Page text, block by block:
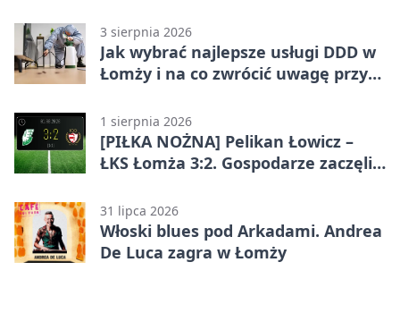
3 sierpnia 2026
Jak wybrać najlepsze usługi DDD w
Łomży i na co zwrócić uwagę przy
1 sierpnia 2026
[PIŁKA NOŻNA] Pelikan Łowicz –
ŁKS Łomża 3:2. Gospodarze zaczęli
Liga Grupa 1 (Grupa I)
31 lipca 2026
Włoski blues pod Arkadami. Andrea
De Luca zagra w Łomży